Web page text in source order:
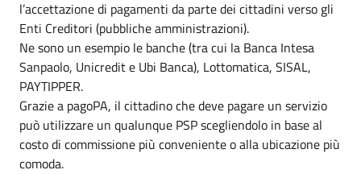
l’accettazione di pagamenti da parte dei cittadini verso gli
Enti Creditori (pubbliche amministrazioni).
Ne sono un esempio le banche (tra cui la Banca Intesa
Sanpaolo, Unicredit e Ubi Banca), Lottomatica, SISAL,
PAYTIPPER.
Grazie a pagoPA, il cittadino che deve pagare un servizio
può utilizzare un qualunque PSP scegliendolo in base al
costo di commissione più conveniente o alla ubicazione più
comoda.